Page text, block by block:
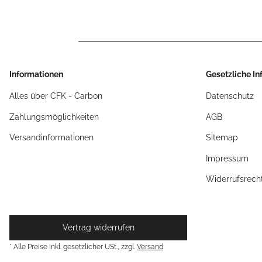
Informationen
Alles über CFK - Carbon
Zahlungsmöglichkeiten
Versandinformationen
Gesetzliche
Datenschutz
AGB
Sitemap
Impressum
Vertrag widerrufen
* Alle Preise inkl. gesetzlicher USt., zzgl. Versand